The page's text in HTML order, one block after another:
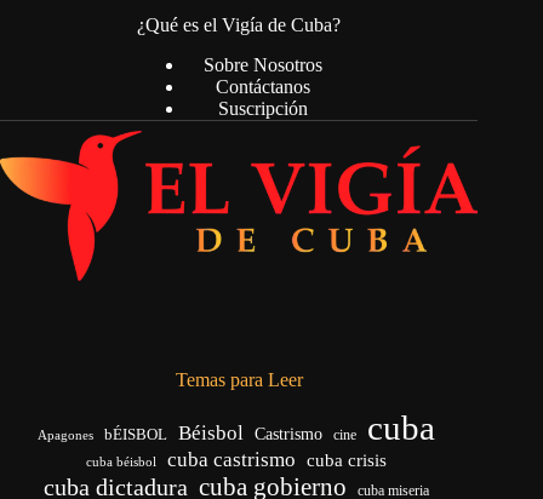
¿Qué es el Vigía de Cuba?
Sobre Nosotros
Contáctanos
Suscripción
Temas para Leer
Apagones bÉISBOL Béisbol Castrismo cine cuba
cuba béisbol cuba castrismo cuba crisis
cuba dictadura cuba gobierno cuba miseria